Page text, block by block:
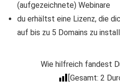
(aufgezeichnete) Webinare
du erhältst eine Lizenz, die
auf bis zu 5 Domains zu
Wie hilfreich fandest
[Gesamt: 2